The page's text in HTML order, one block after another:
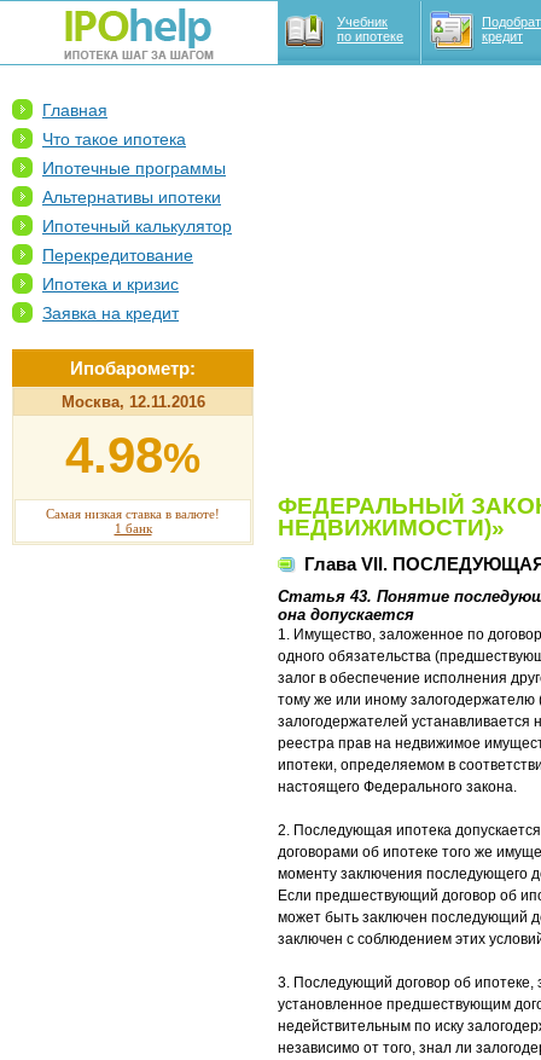
Учебник
по ипотеке
кредит
Главная
Что такое ипотека
Ипотечные программы
Альтернативы ипотеки
Ипотечный калькулятор
Перекредитование
Ипотека и кризис
Заявка на кредит
Ипобарометр:
Москва, 12.11.2016
4.98%
Самая низкая ставка в валюте!
1 банк
ФЕДЕРАЛЬНЫЙ
НЕДВИЖИМОСТИ)»
Глава VII.
Статья 43. Понятие
она допускается
1. Имущество, заложенное по
одного обязательства
залог в обеспечение исполнения
тому же или иному
залогодержателей устанавливается
реестра прав на недвижимое
ипотеки, определяемом в
настоящего Федерального закона.
2. Последующая ипотека
договорами об ипотеке того же
моменту заключения последующего
Если предшествующий договор об
может быть заключен последующий
заключен с соблюдением этих
3. Последующий договор об
установленное предшествующим
недействительным по иску
независимо от того, знал ли